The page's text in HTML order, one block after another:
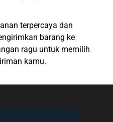
terpercaya dan
barang ke
ragu untuk memilih
kamu.